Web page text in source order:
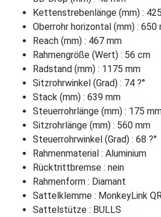
Kettenstrebenlänge (mm) :
Oberrohr horizontal (mm) : 650
Reach (mm) : 467 mm
Rahmengröße (Wert) : 56 cm
Radstand (mm) : 1175 mm
Sitzrohrwinkel (Grad) : 74 ?°
Stack (mm) : 639 mm
Steuerrohrlänge (mm) : 175
Sitzrohrlänge (mm) : 560 mm
Steuerrohrwinkel (Grad) : 68 ?°
Rahmenmaterial : Aluminium
Rücktrittbremse : nein
Rahmenform : Diamant
Sattelklemme : MonkeyLink
Sattelstütze : BULLS